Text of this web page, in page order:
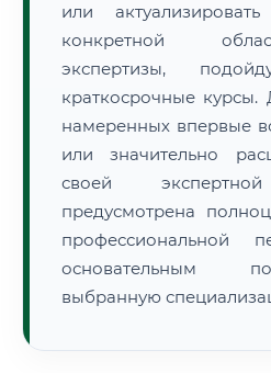
или
конкретной
экспертизы,
краткосрочные курсы.
намеренных впервые
или значительно
своей экспертной
предусмотрена
профессиональной
основательным
выбранную